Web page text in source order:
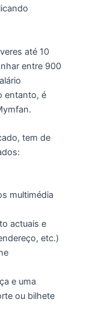
até 10
entre 900
entanto, é
tem de
multimédia
actuais e
etc.)
e uma
ou bilhete